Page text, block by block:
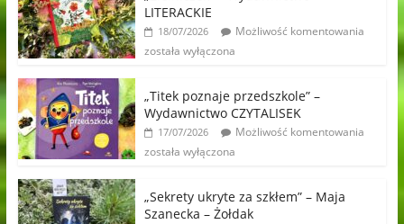
LITERACKIE
18/07/2026
Możliwość komentowania
została wyłączona
„Titek poznaje przedszkole” –
Wydawnictwo CZYTALISEK
17/07/2026
Możliwość komentowania
została wyłączona
„Sekrety ukryte za szkłem” – Maja
Szanecka – Żołdak